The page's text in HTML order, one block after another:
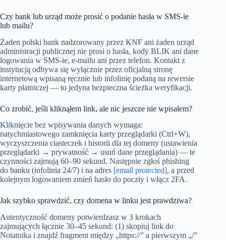
Czy bank lub urząd może prosić o podanie hasła w SMS-ie
lub mailu?
Żaden polski bank nadzorowany przez KNF ani żaden urząd
administracji publicznej nie prosi o hasła, kody BLIK ani dane
logowania w SMS-ie, e-mailu ani przez telefon. Kontakt z
instytucją odbywa się wyłącznie przez oficjalną stronę
internetową wpisaną ręcznie lub infolinię podaną na rewersie
karty płatniczej — to jedyna bezpieczna ścieżka weryfikacji.
Co zrobić, jeśli kliknąłem link, ale nic jeszcze nie wpisałem?
Kliknięcie bez wpisywania danych wymaga:
natychmiastowego zamknięcia karty przeglądarki (Ctrl+W),
wyczyszczenia ciasteczek i historii dla tej domeny (ustawienia
przeglądarki → prywatność → usuń dane przeglądania) — te
czynności zajmują 60–90 sekund. Następnie zgłoś phishing
do banku (infolinia 24/7) i na adres [email protected], a przed
kolejnym logowaniem zmień hasło do poczty i włącz 2FA.
Jak szybko sprawdzić, czy domena w linku jest prawdziwa?
Autentyczność domeny potwierdzasz w 3 krokach
zajmujących łącznie 30–45 sekund: (1) skopiuj link do
Notatnika i znajdź fragment między „https://” a pierwszym „/”